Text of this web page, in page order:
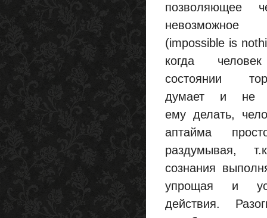
позволяющее
(impossible is
когда
состоянии
думает и не
ему делать,
аптайма
раздумывая,
сознания
упрощая и
действия.